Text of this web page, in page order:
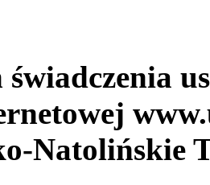
Natolińskie